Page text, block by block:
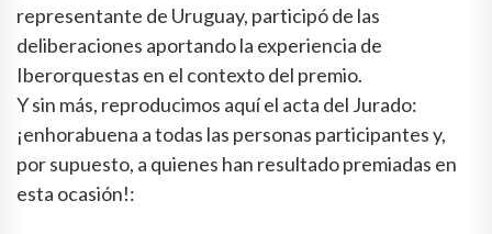
representante de Uruguay, participó de las
deliberaciones aportando la experiencia de
Iberorquestas en el contexto del premio.
Y sin más, reproducimos aquí el acta del Jurado:
¡enhorabuena a todas las personas participantes y,
por supuesto, a quienes han resultado premiadas en
esta ocasión!: